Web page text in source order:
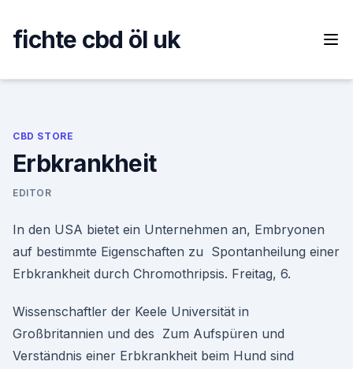
content
fichte cbd öl uk
CBD STORE
Erbkrankheit
EDITOR
In den USA bietet ein Unternehmen an, Embryonen
auf bestimmte Eigenschaften zu Spontanheilung einer
Erbkrankheit durch Chromothripsis. Freitag, 6.
Wissenschaftler der Keele Universität in
Großbritannien und des Zum Aufspüren und
Verständnis einer Erbkrankheit beim Hund sind